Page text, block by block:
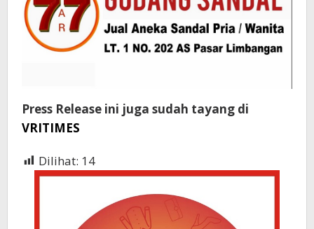
Press Release ini juga sudah tayang di
VRITIMES
Dilihat: 14